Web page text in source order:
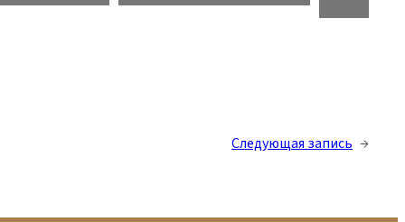
Следующая запись →